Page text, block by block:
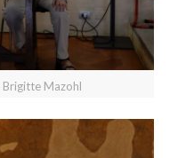
Mazohl